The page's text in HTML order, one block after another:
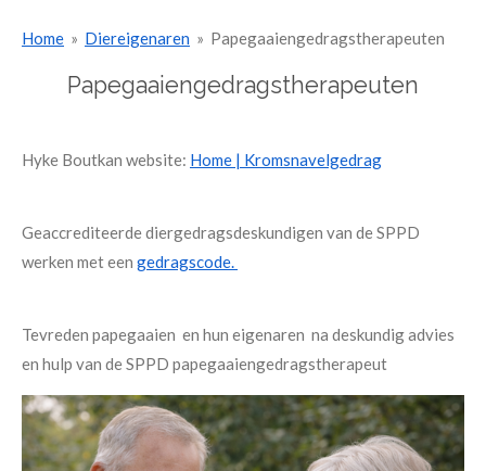
Home » Diereigenaren » Papegaaiengedragstherapeuten
Papegaaiengedragstherapeuten
Hyke Boutkan website: Home | Kromsnavelgedrag
Geaccrediteerde diergedragsdeskundigen van de SPPD
werken met een gedragscode.
Tevreden papegaaien en hun eigenaren na deskundig advies
en hulp van de SPPD papegaaiengedragstherapeut